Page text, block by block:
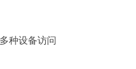
种设备访问